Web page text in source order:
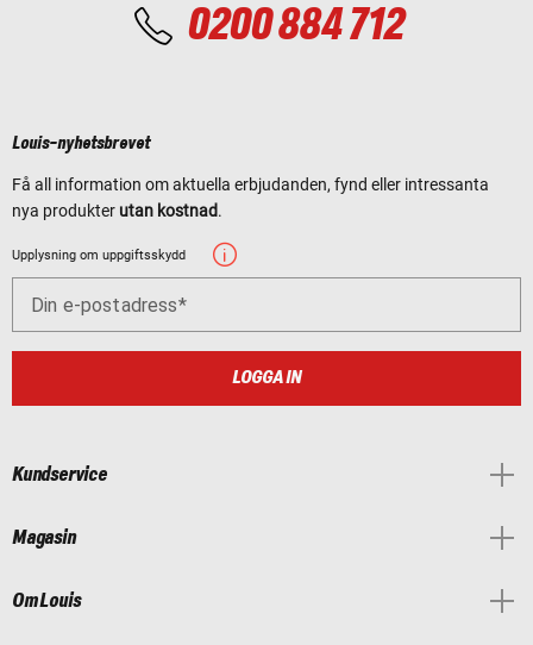
0200 884 712
Louis-nyhetsbrevet
Få all information om aktuella erbjudanden, fynd eller intressanta
nya produkter utan kostnad.
Upplysning om uppgiftsskydd
Din e-postadress
LOGGA IN
Kundservice
Magasin
Om Louis